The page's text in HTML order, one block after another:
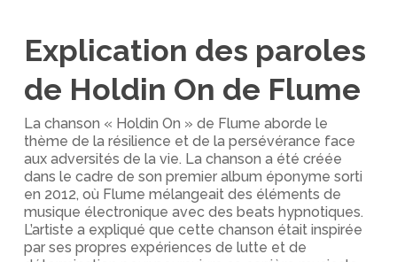
Explication des paroles
de Holdin On de Flume
La chanson « Holdin On » de Flume aborde le
thème de la résilience et de la persévérance face
aux adversités de la vie. La chanson a été créée
dans le cadre de son premier album éponyme sorti
en 2012, où Flume mélangeait des éléments de
musique électronique avec des beats hypnotiques.
L’artiste a expliqué que cette chanson était inspirée
par ses propres expériences de lutte et de